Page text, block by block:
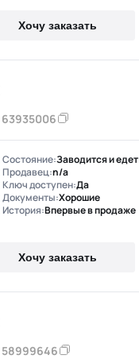
Хочу заказать
63935006
Состояние:Заводится и едет
Продавец:n/a
Ключ доступен:Да
Документы:Хорошие
История:Впервые в продаже
Хочу заказать
58999646